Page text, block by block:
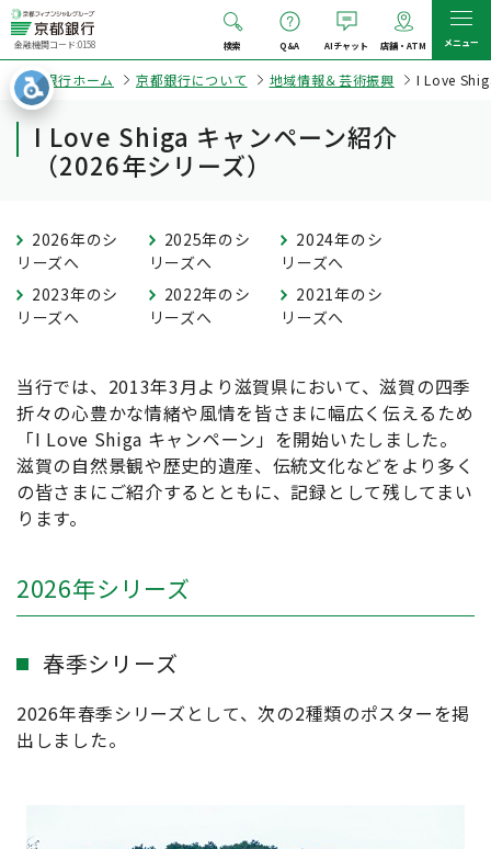
金融機関コード:0158 検索 Q&A AIチャット 店舗・ATM メニュー
京都銀行ホーム 京都銀行について 地域情報＆芸術振興 I Love
I Love Shiga キャンペーン紹介
（2026年シリーズ）
2026年のシ
リーズへ
2025年のシ
リーズへ
2024年のシ
リーズへ
2023年のシ
リーズへ
2022年のシ
リーズへ
2021年のシ
リーズへ
当行では、2013年3月より滋賀県において、滋賀の四季
折々の心豊かな情緒や風情を皆さまに幅広く伝えるため
「I Love Shiga キャンペーン」を開始いたしました。
滋賀の自然景観や歴史的遺産、伝統文化などをより多く
の皆さまにご紹介するとともに、記録として残してまい
ります。
2026年シリーズ
春季シリーズ
2026年春季シリーズとして、次の2種類のポスターを掲
出しました。